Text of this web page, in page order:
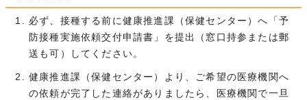
必ず、接種する前に健康推進課（保健センター）へ「予
防接種実施依頼交付申請書」を提出（窓口持参または郵
送も可）してください。
健康推進課（保健センター）より、ご希望の医療機関へ
の依頼が完了した連絡がありましたら、医療機関で一旦